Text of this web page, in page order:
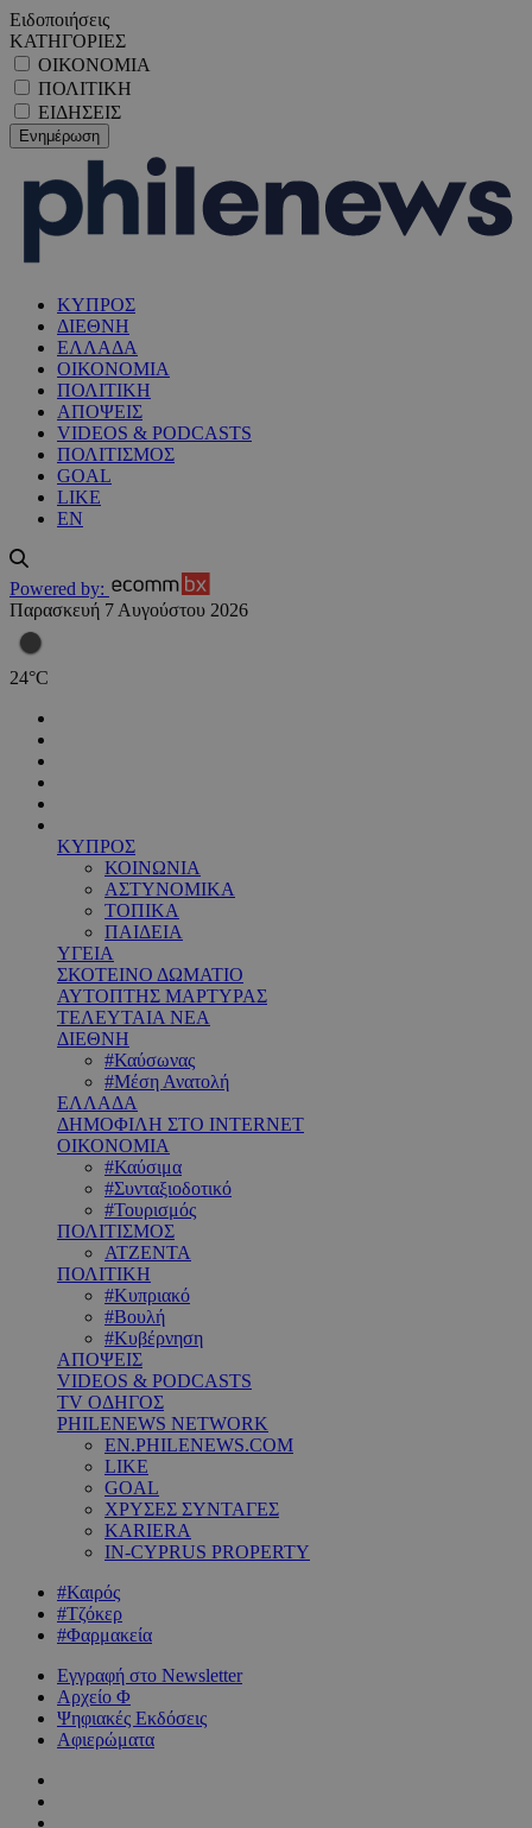
Ειδοποιήσεις
ΚΑΤΗΓΟΡΙΕΣ
ΟΙΚΟΝΟΜΙΑ
ΠΟΛΙΤΙΚΗ
ΕΙΔΗΣΕΙΣ
ΚΥΠΡΟΣ
ΔΙΕΘΝΗ
ΕΛΛΑΔΑ
ΟΙΚΟΝΟΜΙΑ
ΠΟΛΙΤΙΚΗ
ΑΠΟΨΕΙΣ
VIDEOS & PODCASTS
ΠΟΛΙΤΙΣΜΟΣ
GOAL
LIKE
EN
Powered by:
Παρασκευή 7 Αυγούστου 2026
24°C
ΚΥΠΡΟΣ
ΚΟΙΝΩΝΙΑ
ΑΣΤΥΝΟΜΙΚΑ
ΤΟΠΙΚΑ
ΠΑΙΔΕΙΑ
ΥΓΕΙΑ
ΣΚΟΤΕΙΝΟ ΔΩΜΑΤΙΟ
ΑΥΤΟΠΤΗΣ ΜΑΡΤΥΡΑΣ
ΤΕΛΕΥΤΑΙΑ ΝΕΑ
ΔΙΕΘΝΗ
#Καύσωνας
#Μέση Ανατολή
ΕΛΛΑΔΑ
ΔΗΜΟΦΙΛΗ ΣΤΟ INTERNET
ΟΙΚΟΝΟΜΙΑ
#Καύσιμα
#Συνταξιοδοτικό
#Τουρισμός
ΠΟΛΙΤΙΣΜΟΣ
ΑΤΖΕΝΤΑ
ΠΟΛΙΤΙΚΗ
#Κυπριακό
#Βουλή
#Κυβέρνηση
ΑΠΟΨΕΙΣ
VIDEOS & PODCASTS
TV ΟΔΗΓΟΣ
PHILENEWS NETWORK
EN.PHILENEWS.COM
LIKE
GOAL
ΧΡΥΣΕΣ ΣΥΝΤΑΓΕΣ
KARIERA
IN-CYPRUS PROPERTY
#Καιρός
#Τζόκερ
#Φαρμακεία
Εγγραφή στο Newsletter
Αρχείο Φ
Ψηφιακές Εκδόσεις
Αφιερώματα